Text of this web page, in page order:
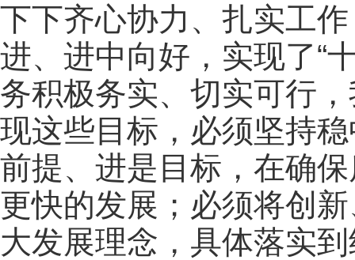
下下齐心协力、扎实工
进、进中向好，实现了“
务积极务实、切实可行
现这些目标，必须坚持
前提、进是目标，在确
更快的发展；必须将创
大发展理念，具体落实